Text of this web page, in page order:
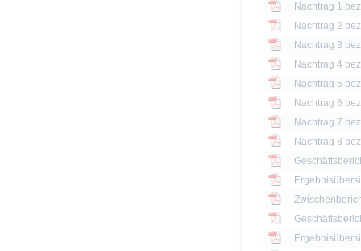
Nachtrag 1
Nachtrag 2
Nachtrag 3
Nachtrag 4
Nachtrag 5
Nachtrag 6
Nachtrag 7
Nachtrag 8